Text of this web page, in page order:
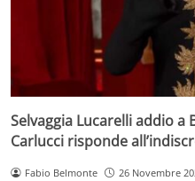
Selvaggia Lucarelli addio a
Carlucci risponde
Fabio Belmonte 26 Novembre